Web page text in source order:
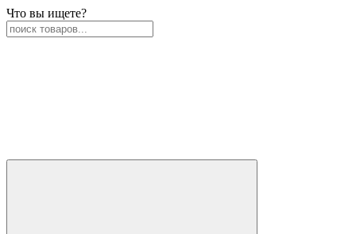
Что вы ищете?